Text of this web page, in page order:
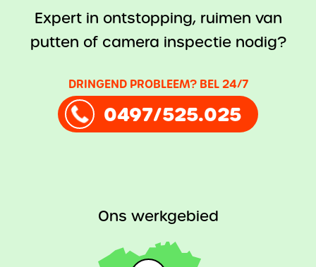
Expert in ontstopping, ruimen van
putten of camera inspectie nodig?
DRINGEND PROBLEEM? BEL 24/7
0497/525.025
Ons werkgebied